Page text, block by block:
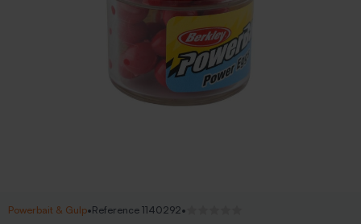
Powerbait & Gulp•Reference 1140292•